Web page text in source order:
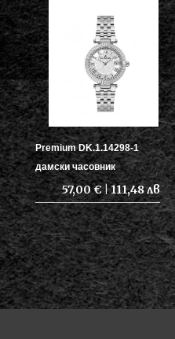
Premium DK.1.14298-1
дамски часовник
57,00 € | 111,48 лв